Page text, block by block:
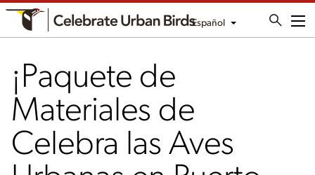
Español
¡Paquete de
Materiales de
Celebra las Aves